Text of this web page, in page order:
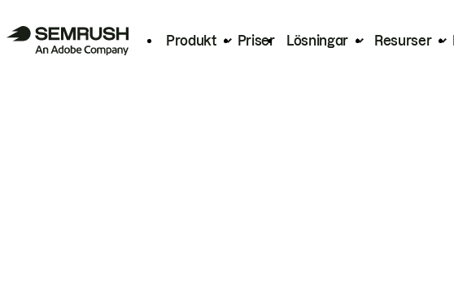
Produkt Priser Lösningar Resurser